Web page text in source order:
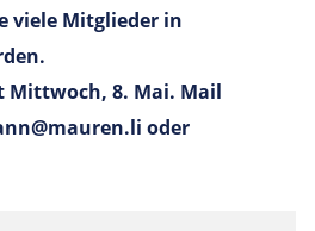
viele Mitglieder in
Mittwoch, 8. Mai. Mail
oder